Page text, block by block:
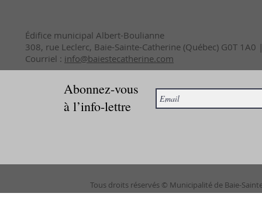
Édifice municipal Albert-Boulianne
308, rue Leclerc, Baie-Sainte-Catherine (Québec) G0T
Courriel : info@baiestecatherine.com
Abonnez-vous
à l’info-lettre
Tous droits réservés © Municipalité de Baie-